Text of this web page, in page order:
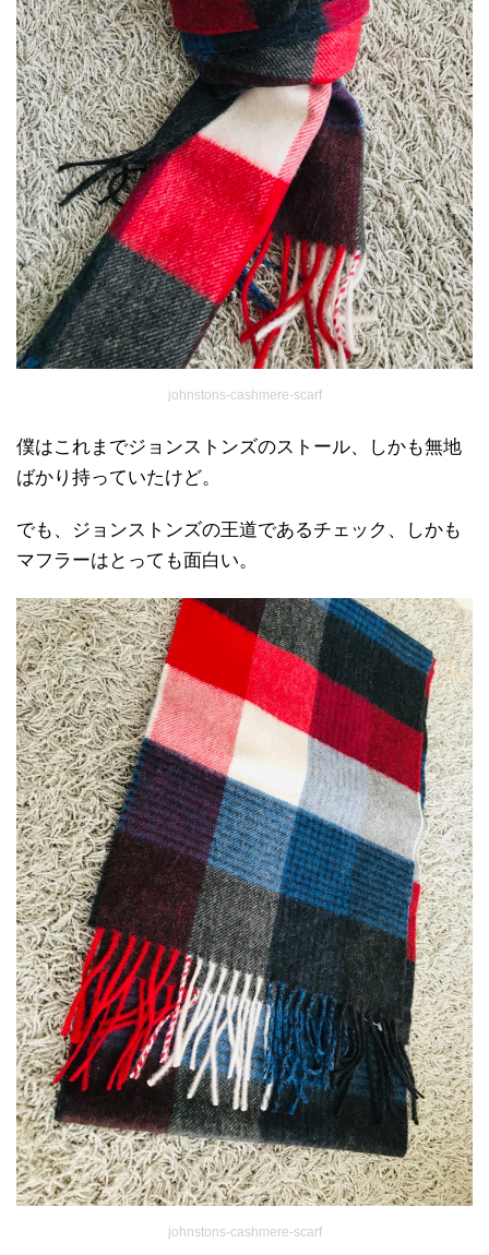
johnstons-cashmere-scarf
僕はこれまでジョンストンズのストール、しかも無地
ばかり持っていたけど。
でも、ジョンストンズの王道であるチェック、しかも
マフラーはとっても面白い。
johnstons-cashmere-scarf